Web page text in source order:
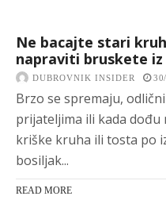
Ne bacajte stari
napraviti bruskete iz
DUBROVNIK INSIDER
Brzo se spremaju,
prijateljima ili kada dođu
kriške kruha ili tosta po
bosiljak...
READ MORE